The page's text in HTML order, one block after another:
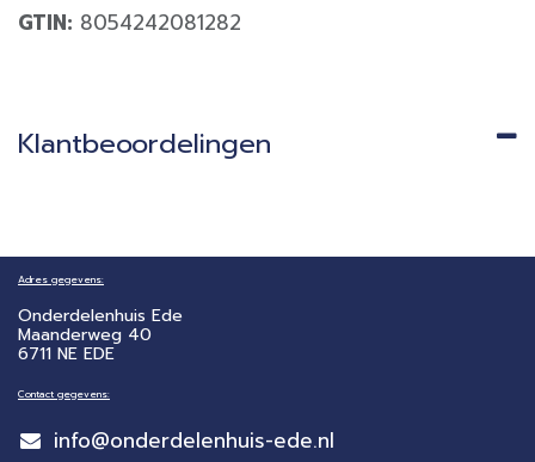
GTIN: 8054242081282
Klantbeoordelingen
Adres gegevens:
Onderdelenhuis Ede
Maanderweg 40
6711 NE EDE
Contact gegevens:
info@onderdelenhuis-ede.nl